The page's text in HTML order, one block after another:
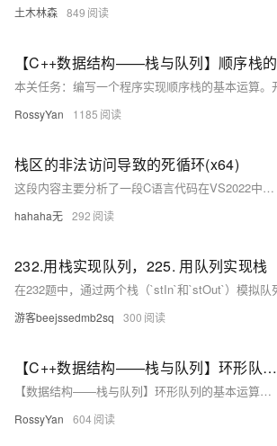
土木林森 849
RossyYan 1185
栈区的非法访问导致的死循环(x64)
这段内容主要分析了一段C语言代码在VS2022中形成死循环的原因，涉及栈区内存布局和数组越界问题。代码中`arr[15]`越界访问，修改了变量`i`的值，导致`for`循环条件始终为真，形成死循环。原因是VS2022栈区从低地址到高地址分配内存，`arr`数组与`i`相邻，`arr[15]`恰好覆盖`i`的地址。而在VS2019中，栈区先分配高地址再分配低地址，因此相同代码表现不同。这说明编译器对栈区内存分配顺序的实现差异会导致程序行为不一致，需避免数组越界以确保代码健壮性。
hahaha无 292
232.用栈实现队列，225. 用队列实现栈
游客beejssedmb2sq 300
【C++数据结构——栈与队列】环形队列的基本运算（头歌实践教学平台习题）【合集】
【数据结构——栈与队列】环形队列的基本运算（头歌实践教学平台习题）【合集】初始化队列、销毁队列、判断队列是否为空、进队列、出队列等。本关任务：编写一个程序实现环形队列的基本运算。(6)出队列序列:yzopq2*(5)依次进队列元素:opq2*(6)出队列序列:bcdef。(2)依次进队列元素:abc。(5)依次进队列元素:def。(2)依次进队列元素:xyz。开始你的任务吧，祝你成功！(4)出队一个元素a。(4)出队一个元素x。
RossyYan 604